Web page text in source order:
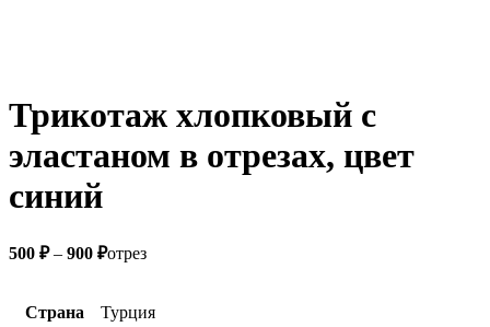
Трикотаж хлопковый с
эластаном в отрезах, цвет
синий
500 ₽– 900 ₽отрез
Страна Турция